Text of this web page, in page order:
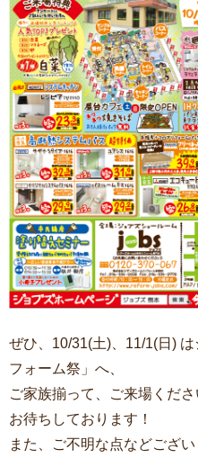
ぜひ、10/31(土)、11/1(日)
フォーム祭」へ、
ご家族揃って、ご来場くださ
お待ちしております！
また、ご不明な点などござ